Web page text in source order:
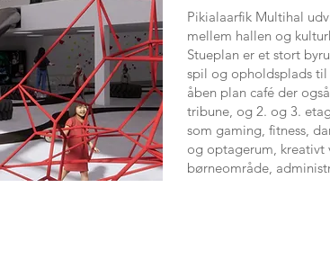
​Pikialaarfik Multihal
mellem hallen og
Stueplan er et stort
spil og opholdsplads
åben plan café der
tribune, og 2. og 3.
som gaming, fitness,
og optagerum, kreativt
børneområde,